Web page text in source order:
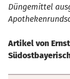
Düngemittel
Artikel von